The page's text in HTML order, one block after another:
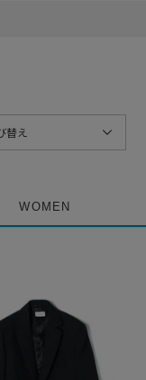
替え
WOMEN